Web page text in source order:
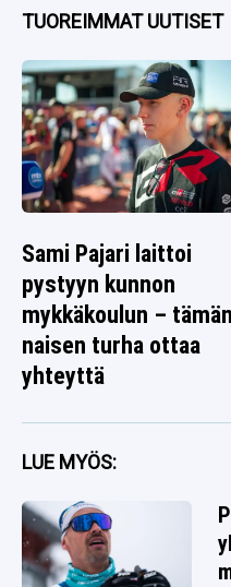
TUOREIMMAT UUTISET
Sami Pajari laittoi
pystyyn kunnon
mykkäkoulun – tämän
naisen turha ottaa
yhteyttä
LUE MYÖS: